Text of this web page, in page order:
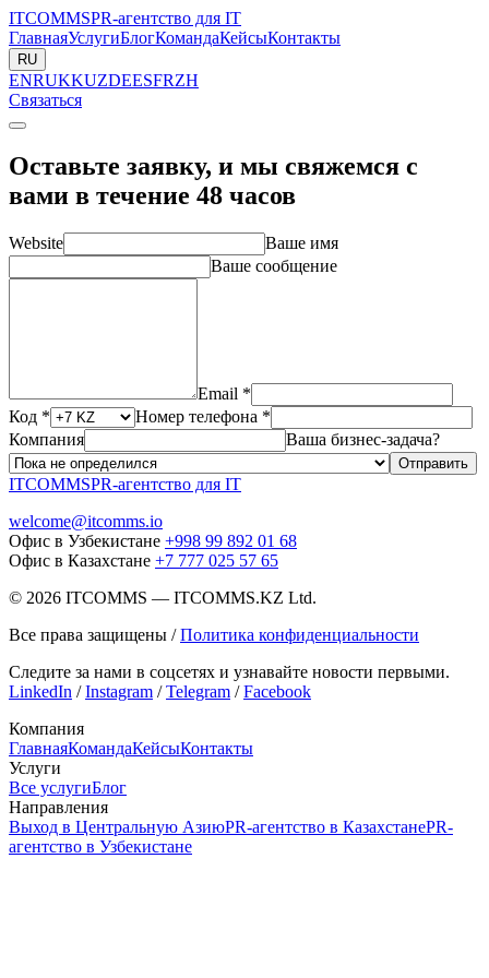
ITCOMMSPR-агентство для IT
ГлавнаяУслугиБлогКомандаКейсыКонтакты
RU
ENRUKKUZDEESFRZH
Связаться
Оставьте заявку, и мы свяжемся с
вами в течение 48 часов
Website
Ваше имя
Ваше сообщение
Email *
Код *
Номер телефона *
Компания
Ваша бизнес-задача?
Отправить
ITCOMMSPR-агентство для IT
welcome@itcomms.io
Офис в Узбекистане +998 99 892 01 68
Офис в Казахстане +7 777 025 57 65
© 2026 ITCOMMS — ITCOMMS.KZ Ltd.
Все права защищены / Политика конфиденциальности
Следите за нами в соцсетях и узнавайте новости первыми.
LinkedIn /Instagram /Telegram /Facebook
Компания
ГлавнаяКомандаКейсыКонтакты
Услуги
Все услугиБлог
Направления
Выход в Центральную АзиюPR-агентство в КазахстанеPR-
агентство в Узбекистане